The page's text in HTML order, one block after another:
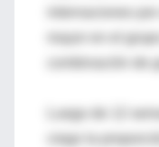
internaciones
mayor en el
combinación de
Luego de 12
ciego la